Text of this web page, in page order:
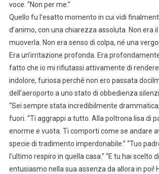
voce. “Non per me.”
Quello fu l’esatto momento in cui vidi
d’animo, con una chiarezza assoluta. Non era
muoverla. Non era senso di colpa, né una
Era un’irritazione profonda. Era
fatto che io mi rifiutassi attivamente di
indolore, furiosa perché non ero passata
dell’aeroporto a uno stato di obbedienza
“Sei sempre stata incredibilmente
fuori. “Ti aggrappi a tutto. Alla poltrona lisa di
enorme e vuota. Ti comporti come se andare
specie di tradimento imperdonabile.” “Tuo
l’ultimo respiro in quella casa.” “E tu hai scelto
entusiasmo nella sua assenza da allora in poi!